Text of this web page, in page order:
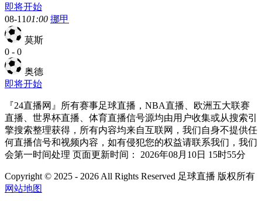
即将开始
08-1101:00 挪甲
莫斯
0 - 0
奥德
即将开始
『24直播网』所有赛事足球直播，NBA直播、欧洲五大联赛
直播、世界杯直播、体育直播信号源均由用户收集或从搜索引
擎搜索整理获得，所有内容均来自互联网，我们自身不提供任
何直播信号和视频内容，如有侵犯您的权益请联系我们，我们
会第一时间处理 页面更新时间： 2026年08月10日 15时55分
Copyright © 2025 - 2026 All Rights Reserved 足球直播 版权所有
网站地图